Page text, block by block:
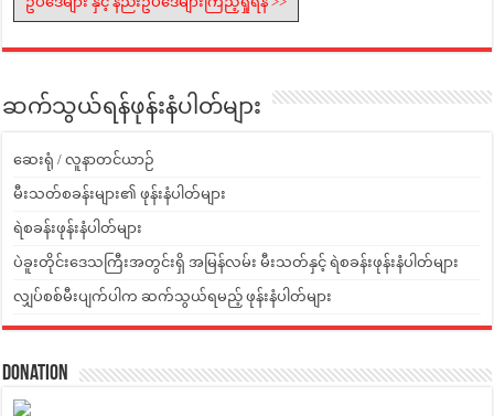
ဆက်သွယ်ရန်ဖုန်းနံပါတ်များ
ဆေးရုံ / လူနာတင်ယာဉ်
မီးသတ်စခန်းများ၏ ဖုန်းနံပါတ်များ
ရဲစခန်းဖုန်းနံပါတ်များ
ပဲခူးတိုင်းဒေသကြီးအတွင်းရှိ အမြန်လမ်း မီးသတ်နှင့် ရဲစခန်းဖုန်းနံပါတ်များ
လျှပ်စစ်မီးပျက်ပါက ဆက်သွယ်ရမည့် ဖုန်းနံပါတ်များ
Donation